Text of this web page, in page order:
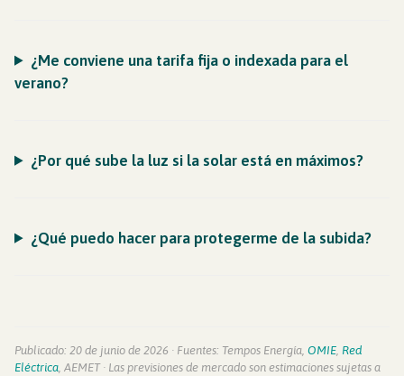
¿Me conviene una tarifa fija o indexada para el
verano?
¿Por qué sube la luz si la solar está en máximos?
¿Qué puedo hacer para protegerme de la subida?
Publicado: 20 de junio de 2026 · Fuentes: Tempos Energía, OMIE Red
Eléctrica , AEMET · Las previsiones de mercado son estimaciones sujetas a